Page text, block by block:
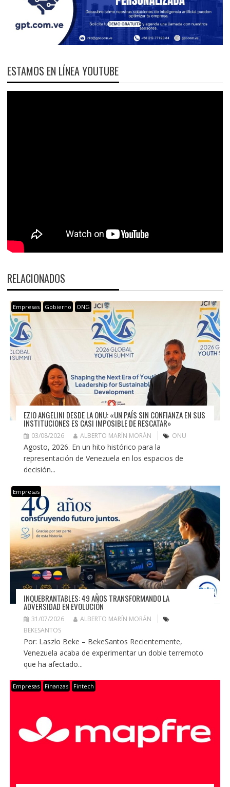
ESTAMOS EN LÍNEA YOUTUBE
RELACIONADOS
Empresas Gobierno ONG
EZIO ANGELINI DESDE LA ONU: «UN PAÍS SIN CONFIANZA EN SUS
INSTITUCIONES ES CASI IMPOSIBLE DE RESCATAR»
03/08/2026 ALBERTO MARÍN MORÁN ONU
Agosto, 2026. En un hito histórico para la
representación de Venezuela en los espacios de
decisión...
Empresas
INQUEBRANTABLES: 49 AÑOS TRANSFORMANDO LA
ADVERSIDAD EN EVOLUCIÓN
31/07/2026
ALBERTO MARÍN MORÁN
BEKESANTOS
Por: Laszlo Beke – BekeSantos Recientemente,
Venezuela acaba de experimentar un doble terremoto
que ha afectado...
Empresas Finanzas Fintech